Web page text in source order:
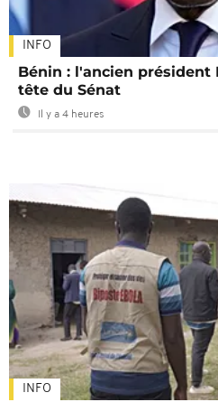
INFO
Bénin : l'ancien président
tête du Sénat
Il y a 4 heures
INFO